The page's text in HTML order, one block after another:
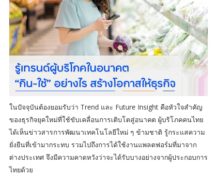
ในปัจจุบันต้องยอมรับว่า Trend และ Future Insight คือหัวใจสำคัญ
ของธุรกิจยุคใหม่ที่ใช้ขับเคลื่อนการเติบโตสู่อนาคต ผู้บริโภคคนไทย
ได้เห็นข่าวสารการพัฒนาเทคโนโลยีใหม่ ๆ ข้ามชาติ รู้กระแสความ
ยั่งยืนที่เข้ามากระทบ รวมไปถึงการได้ใช้งานแพลตฟอร์มที่มาจาก
ต่างประเทศ จึงมีความคาดหวังว่าจะได้รับบางอย่างจากผู้ประกอบการ
ไทยด้วย